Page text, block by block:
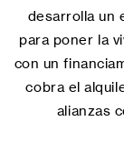
desarrolla un
para poner la
con un
cobra el
alianzas